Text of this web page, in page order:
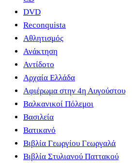
DVD
Reconquista
Αθλητισμός
Ανάκτηση
Αντίδοτο
Αρχαία Ελλάδα
Αφιέρωμα στην 4η Αυγούστου
Βαλκανικοί Πόλεμοι
Βασιλεία
Βατικανό
Βιβλία Γεωργίου Γεωργαλά
Βιβλία Στυλιανού Παττακού